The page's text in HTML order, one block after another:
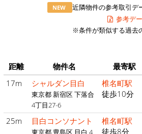
NEW
近隣物件の参考取引デ
参考デ
※条件が類似する過去
距離 物件名 最寄駅
17m
シャルダン目白
東京都 新宿区 下落合
4丁目27-6
椎名町駅
徒歩10分
25m 目白コンソナント
椎名町駅
徒歩8分